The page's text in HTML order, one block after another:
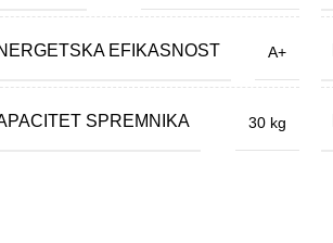
EFIKASNOST A+
SPREMNIKA 30 kg